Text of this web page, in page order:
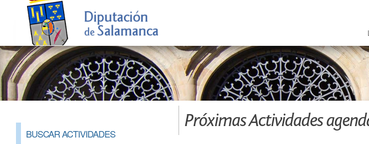
BUSCAR ACTIVIDADES
Próximas Actividades